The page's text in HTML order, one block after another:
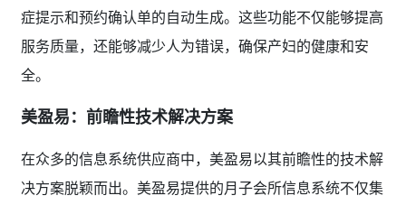
症提示和预约确认单的自动生成。这些功能不仅能够提高
服务质量，还能够减少人为错误，确保产妇的健康和安
全。
美盈易：前瞻性技术解决方案
在众多的信息系统供应商中，美盈易以其前瞻性的技术解
决方案脱颖而出。美盈易提供的月子会所信息系统不仅集